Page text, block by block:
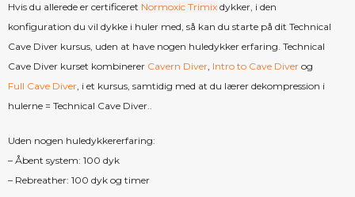
Hvis du allerede er certificeret Normoxic Trimix dykker, i den
konfiguration du vil dykke i huler med, så kan du starte på dit Technical
Cave Diver kursus, uden at have nogen huledykker erfaring. Technical
Cave Diver kurset kombinerer Cavern Diver, Intro to Cave Diver og
Full Cave Diver, i et kursus, samtidig med at du lærer dekompression i
hulerne = Technical Cave Diver..
Uden nogen huledykkererfaring:
– Åbent system: 100 dyk
– Rebreather: 100 dyk og timer